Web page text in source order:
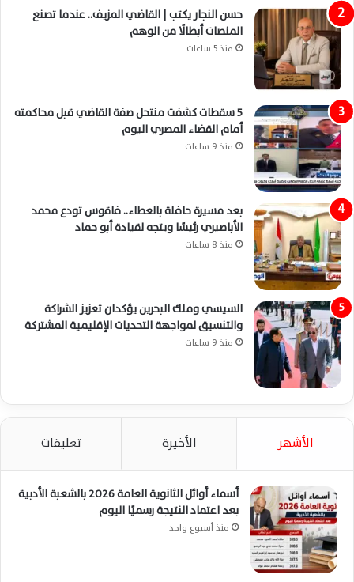
حسن النجار يكتب | القاضي المزيف.. عندما تصنع
المنصات أبطالًا من الوهم
منذ 5 ساعات
5 سقطات كشفت منتحل صفة القاضي قبل محاكمته
أمام القضاء المصري اليوم
منذ 9 ساعات
بعد مسيرة حافلة بالعطاء.. فاقوس تودع محمد
الأباصيري رئيسًا ويتجه لقيادة أبو حماد
منذ 8 ساعات
السيسي وملك البحرين يؤكدان تعزيز الشراكة
والتنسيق لمواجهة التحديات الإقليمية المشتركة
منذ 9 ساعات
الأشهر الأخيرة تعليقات
أسماء أوائل الثانوية العامة 2026 بالشعبة الأدبية
بعد اعتماد النتيجة رسميًا اليوم
منذ أسبوع واحد